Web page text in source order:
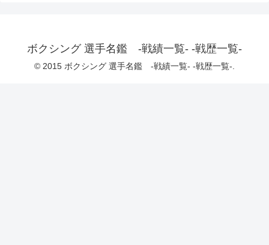
ボクシング 選手名鑑 -戦績一覧- -戦歴一覧-
© 2015 ボクシング 選手名鑑 -戦績一覧- -戦歴一覧-.